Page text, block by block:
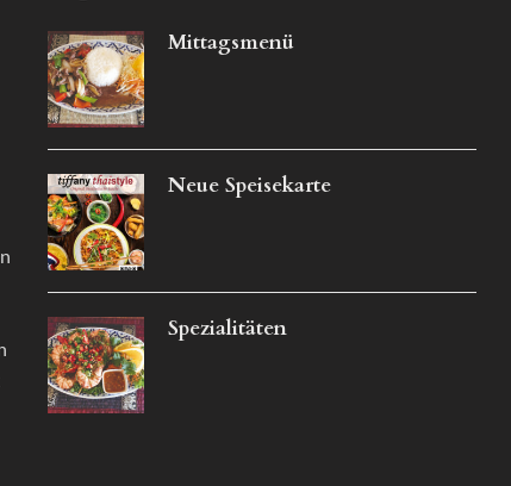
Mittagsmenü
Neue Speisekarte
Spezialitäten